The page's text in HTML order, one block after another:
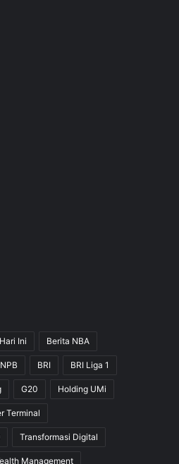
Ini Berita NBA
BRI BRI Liga 1
G20 Holding UMi
Terminal
Transformasi Digital
Management